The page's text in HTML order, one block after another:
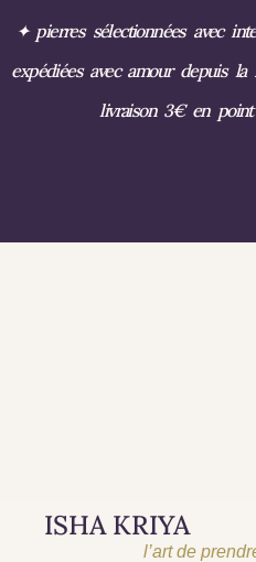
✦ pierres sélectionnées avec
expédiées avec amour depuis la
livraison 3€ en point
ISHA KRIYA
l’art de